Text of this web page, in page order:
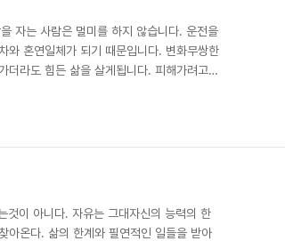
자는 사람은 멀미를 하지 않습니다. 운전을
와 혼연일체가 되기 때문입니다. 변화무쌍한
더라도 힘든 삶을 살게됩니다. 피해가려고
을 알고자 하는 것은 잘 받아들이기 위한 지
것이 아니다. 자유는 그대자신의 능력의 한
아온다. 삶의 한계와 필연적인 일들을 받아